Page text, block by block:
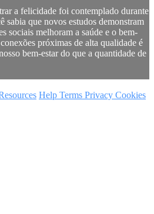
a felicidade foi contemplado durante
sabia que novos estudos demonstram
sociais melhoram a saúde e o bem-
próximas de alta qualidade é
bem-estar do que a quantidade de
Help Terms Privacy Cookies